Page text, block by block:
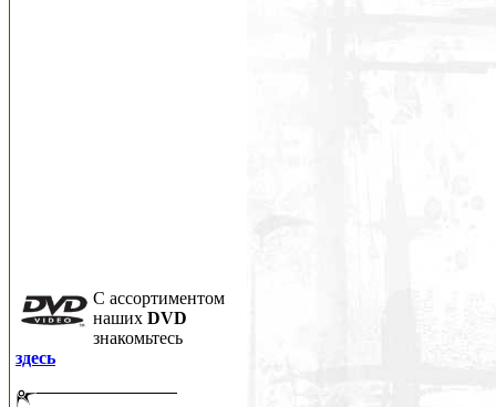
C ассортиментом
наших DVD
знакомьтесь
здесь